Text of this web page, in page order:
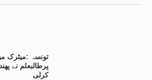
تونسہ :میٹرک
پرطالبعلم نے
کرلی